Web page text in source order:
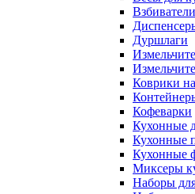
Взбиватели
Дуршлаги
Коврики
Кофеварки
Кухонные
Кухонные
Кухонные
Миксеры
Наборы